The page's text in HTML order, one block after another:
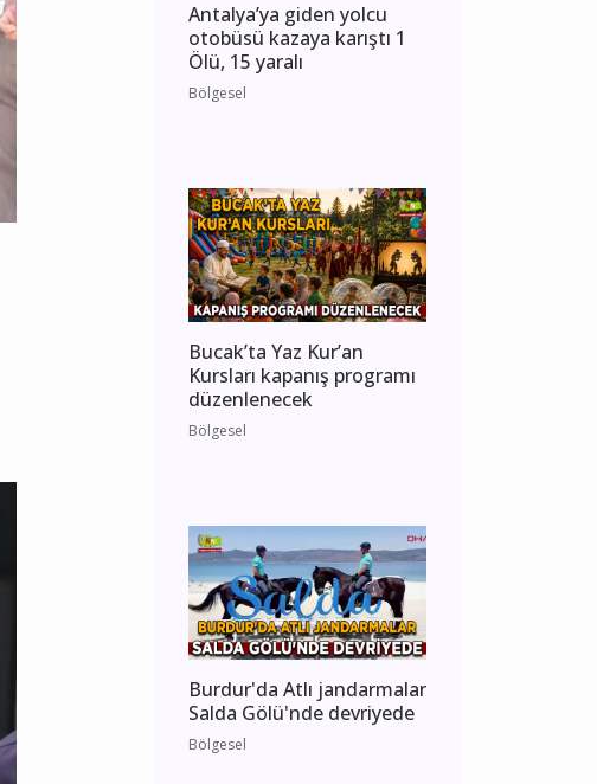
Antalya’ya giden yolcu
otobüsü kazaya karıştı 1
Ölü, 15 yaralı
Bölgesel
Bucak’ta Yaz Kur’an
Kursları kapanış programı
düzenlenecek
Bölgesel
Burdur'da Atlı jandarmalar
Salda Gölü'nde devriyede
Bölgesel